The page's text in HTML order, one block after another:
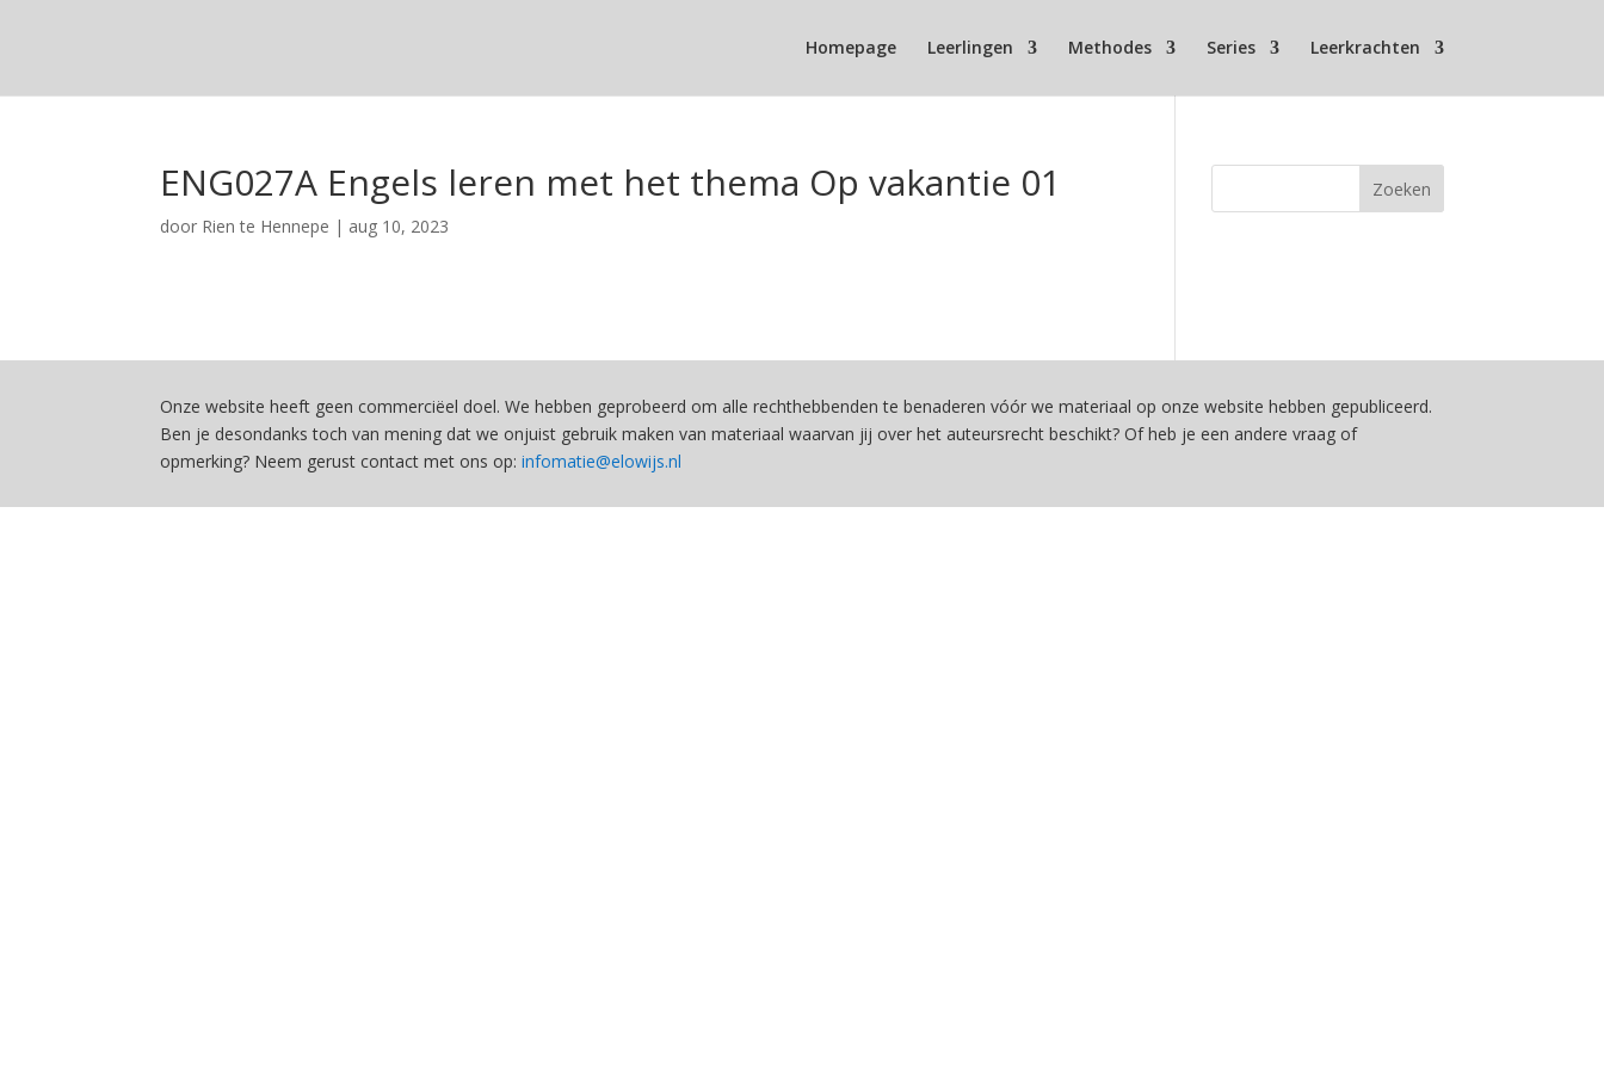
Homepage Leerlingen Methodes Series Leerkrachten
ENG027A Engels leren met het thema Op vakantie 01
door Rien te Hennepe | aug 10, 2023
Onze website heeft geen commerciëel doel. We hebben geprobeerd om alle rechthebbenden te benaderen vóór we materiaal op onze website hebben gepubliceerd.
Ben je desondanks toch van mening dat we onjuist gebruik maken van materiaal waarvan jij over het auteursrecht beschikt? Of heb je een andere vraag of
opmerking? Neem gerust contact met ons op:infomatie@elowijs.nl